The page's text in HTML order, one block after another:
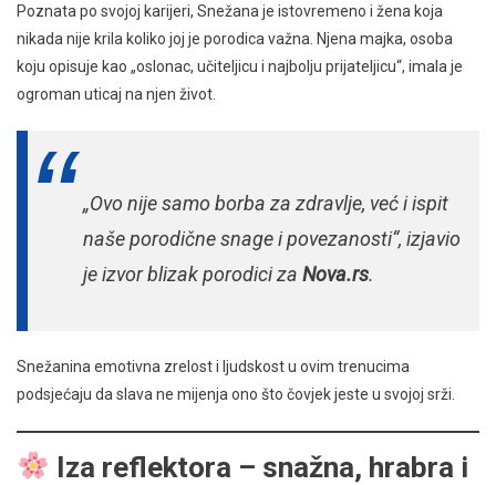
Poznata po svojoj karijeri, Snežana je istovremeno i žena koja
nikada nije krila koliko joj je porodica važna. Njena majka, osoba
koju opisuje kao „oslonac, učiteljicu i najbolju prijateljicu“, imala je
ogroman uticaj na njen život.
„Ovo nije samo borba za zdravlje, već i ispit
naše porodične snage i povezanosti“, izjavio
je izvor blizak porodici za Nova.rs.
Snežanina emotivna zrelost i ljudskost u ovim trenucima
podsjećaju da slava ne mijenja ono što čovjek jeste u svojoj srži.
Iza reflektora – snažna, hrabra i